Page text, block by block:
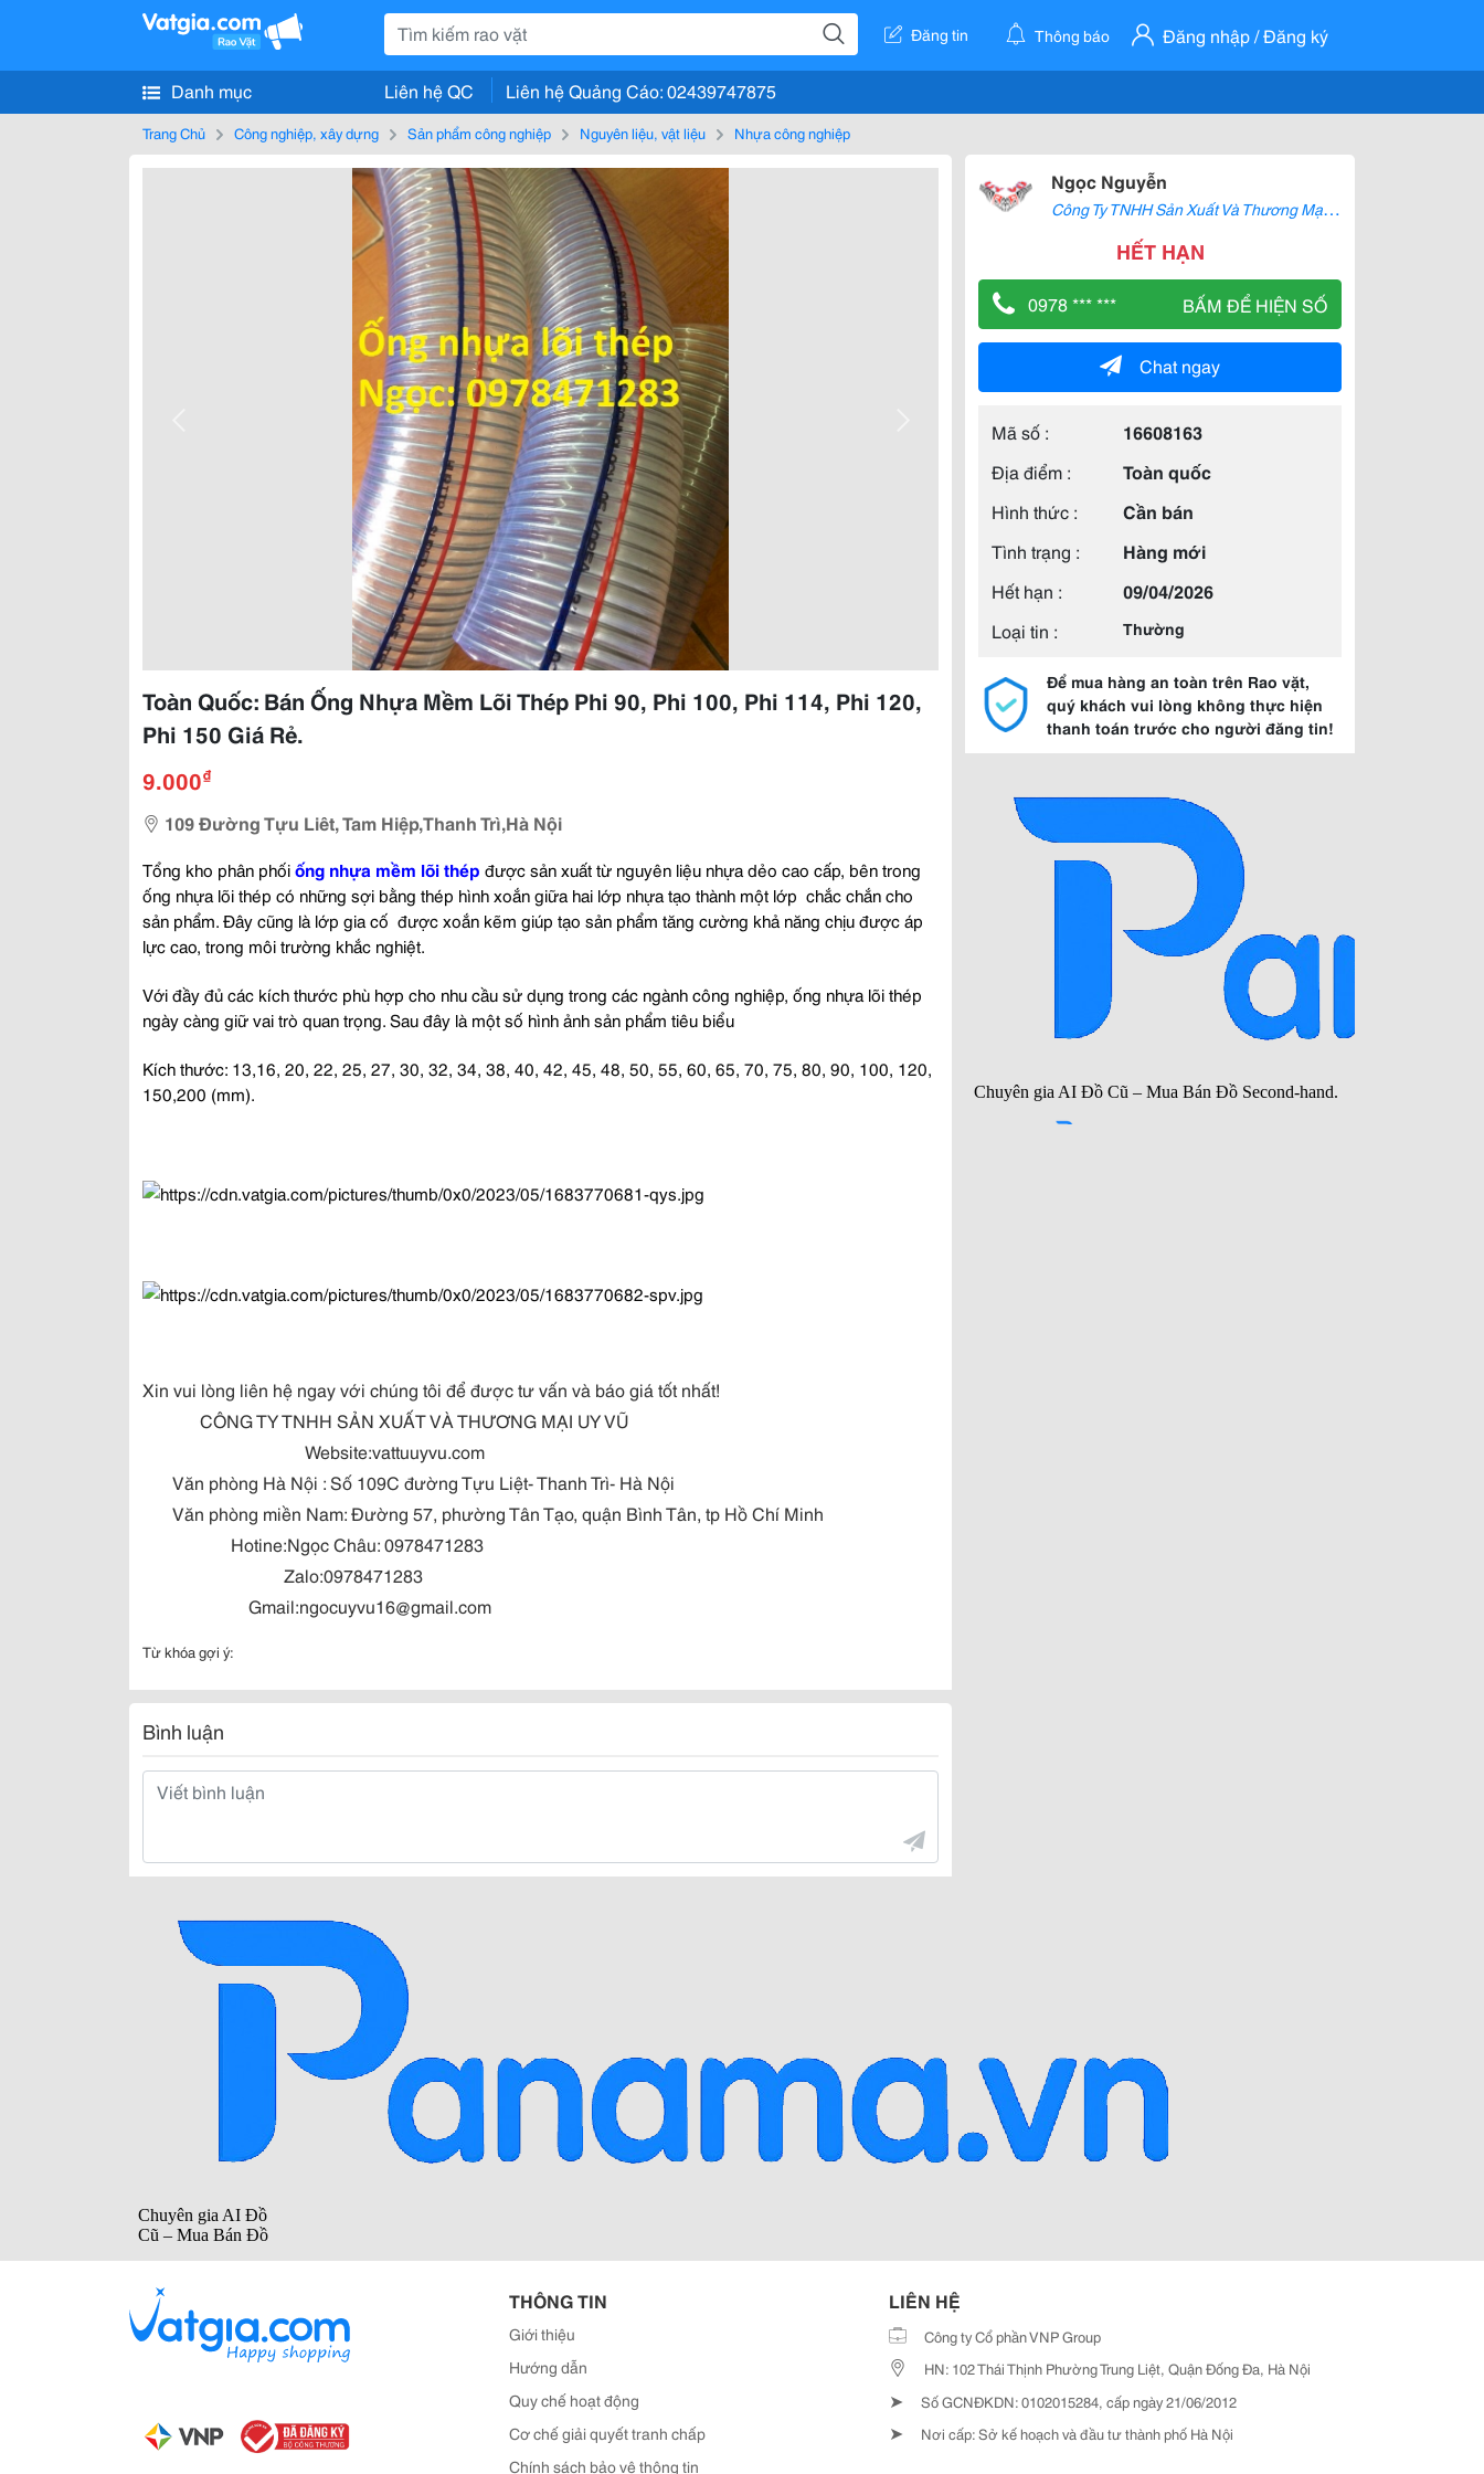
Đăng tin Thông báo Đăng nhập / Đăng ký
Danh mục Liên hệ QC Liên hệ Quảng Cáo: 02439747875
Trang Chủ Công nghiệp, xây dựng Sản phẩm công nghiệp Nguyên liệu, vật liệu Nhựa công nghiệp
Toàn Quốc: Bán Ống Nhựa Mềm Lõi Thép Phi 90, Phi 100, Phi 114, Phi 120,
Phi 150 Giá Rẻ.
9.000₫
109 Đường Tựu Liêt, Tam Hiệp,Thanh Trì,Hà Nội
Tổng kho phân phốiống nhựa mềm lõi thép được sản xuất từ nguyên liệu nhựa dẻo cao cấp, bên trong
ống nhựa lõi thép có những sợi bằng thép hình xoắn giữa hai lớp nhựa tạo thành một lớp chắc chắn cho
sản phẩm. Đây cũng là lớp gia cố được xoắn kẽm giúp tạo sản phẩm tăng cường khả năng chịu được áp
lực cao, trong môi trường khắc nghiệt.
Với đầy đủ các kích thước phù hợp cho nhu cầu sử dụng trong các ngành công nghiệp, ống nhựa lõi thép
ngày càng giữ vai trò quan trọng. Sau đây là một số hình ảnh sản phẩm tiêu biểu
Kích thước: 13,16, 20, 22, 25, 27, 30, 32, 34, 38, 40, 42, 45, 48, 50, 55, 60, 65, 70, 75, 80, 90, 100, 120,
150,200 (mm).
Xin vui lòng liên hệ ngay với chúng tôi để được tư vấn và báo giá tốt nhất!
CÔNG TY TNHH SẢN XUẤT VÀ THƯƠNG MẠI UY VŨ
Website:vattuuyvu.com
Văn phòng Hà Nội : Số 109C đường Tựu Liệt- Thanh Trì- Hà Nội
Văn phòng miền Nam: Đường 57, phường Tân Tạo, quận Bình Tân, tp Hồ Chí Minh
Hotine:Ngọc Châu: 0978471283
Zalo:0978471283
Gmail:ngocuyvu16@gmail.com
Từ khóa gợi ý:
Bình luận
Ngọc Nguyễn
C
ông Ty TNHH Sản Xuất Và Thương Mại Uy Vũ
HẾT HẠN
0978 *** *** BẤM ĐỂ HIỆN SỐ
Chat ngay
Mã số :
16608163
Địa điểm :
Toàn quốc
Hình thức :
Cần bán
Tình trạng :
Hàng mới
Hết hạn :
09/04/2026
Loại tin :
Thường
Để mua hàng an toàn trên Rao vặt,
quý khách vui lòng không thực hiện
thanh toán trước cho người đăng tin!
THÔNG TIN
Giới thiệu
Hướng dẫn
Quy chế hoạt động
Cơ chế giải quyết tranh chấp
Chính sách bảo vệ thông tin
LIÊN HỆ
Công ty Cổ phần VNP Group
HN: 102 Thái Thịnh Phường Trung Liệt, Quận Đống Đa, Hà Nội
➤ Số GCNĐKDN: 0102015284, cấp ngày 21/06/2012
➤ Nơi cấp: Sở kế hoạch và đầu tư thành phố Hà Nội